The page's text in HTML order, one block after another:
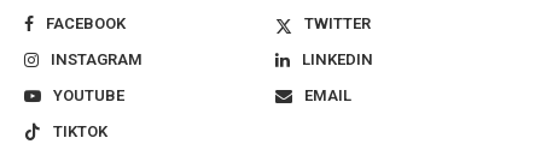
FACEBOOK
TWITTER
INSTAGRAM
LINKEDIN
YOUTUBE
EMAIL
TIKTOK